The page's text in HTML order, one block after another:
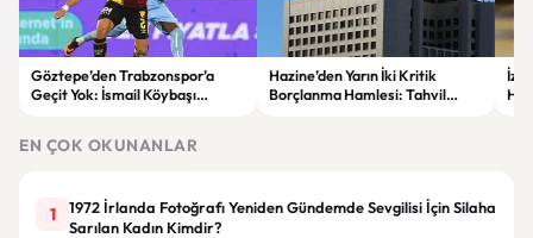
Göztepe’den Trabzonspor’a
Geçit Yok: İsmail Köybaşı
Hazine’den Yarın İki Kritik
Borçlanma Hamlesi: Tahvil
EN ÇOK OKUNANLAR
1
1972 İrlanda Fotoğrafı Yeniden Gündemde Sevgilisi İçin Silaha
Sarılan Kadın Kimdir?